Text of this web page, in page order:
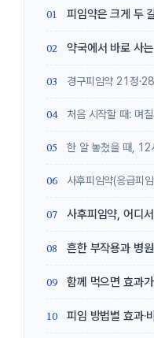
피임약은 크게 두
약국에서 바로 사
경구피임약 21정
처음 시작할 때: 며
한 알 놓쳤을 때, 12
사후피임약(응급피
사후피임약, 어디
흔한 부작용과 병
함께 먹으면 효과
피임 방법별 효과·